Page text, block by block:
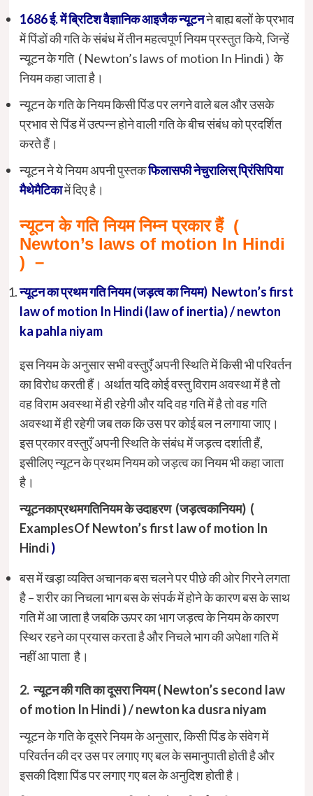
1686 ई. में ब्रिटिश वैज्ञानिक आइजैक न्यूटनने बाह्य बलों के प्रभाव
में पिंडों की गति के संबंध में तीन महत्वपूर्ण नियम प्रस्तुत किये, जिन्हें
न्यूटन के गति ( Newton’s laws of motion In Hindi ) के
नियम कहा जाता है।
न्यूटन के गति के नियम किसी पिंड पर लगने वाले बल और उसके
प्रभाव से पिंड में उत्पन्न होने वाली गति के बीच संबंध को प्रदर्शित
करते हैं।
न्यूटन ने ये नियम अपनी पुस्तकफिलासफी नेचुरालिस् प्रिंसिपिया
मैथेमैटिकामें दिए है।
न्यूटन के गति नियम निम्न प्रकार हैं (
Newton’s laws of motion In Hindi
) –
न्यूटनकाप्रथमगतिनियम(जड़त्वकानियम) Newton’s first
law of motion In Hindi (law of inertia) / newton
ka pahla niyam
इस नियम के अनुसार सभी वस्तुएँ अपनी स्थिति में किसी भी परिवर्तन
का विरोध करती हैं। अर्थात यदि कोई वस्तु विराम अवस्था में है तो
वह विराम अवस्था में ही रहेगी और यदि वह गति में है तो वह गति
अवस्था में ही रहेगी जब तक कि उस पर कोई बल न लगाया जाए।
इस प्रकार वस्तुएँ अपनी स्थिति के संबंध में जड़त्व दर्शाती हैं,
इसीलिए न्यूटन के प्रथम नियम को जड़त्व का नियम भी कहा जाता
है।
न्यूटनकाप्रथमगतिनियम के उदाहरण (जड़त्वकानियम) (
ExamplesOf Newton’s first law of motion In
Hindi)
बस में खड़ा व्यक्ति अचानक बस चलने पर पीछे की ओर गिरने लगता
है – शरीर का निचला भाग बस के संपर्क में होने के कारण बस के साथ
गति में आ जाता है जबकि ऊपर का भाग जड़त्व के नियम के कारण
स्थिर रहने का प्रयास करता है और निचले भाग की अपेक्षा गति में
नहीं आ पाता है।
2. न्यूटनकीगतिकादूसरानियम( Newton’s second law
of motion In Hindi ) / newton ka dusra niyam
न्यूटन के गति के दूसरे नियम के अनुसार, किसी पिंड के संवेग में
परिवर्तन की दर उस पर लगाए गए बल के समानुपाती होती है और
इसकी दिशा पिंड पर लगाए गए बल के अनुदिश होती है।